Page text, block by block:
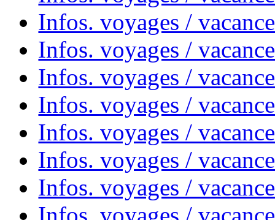
Infos. voyages /
Infos. voyages /
Infos. voyages /
Infos. voyages /
Infos. voyages /
Infos. voyages /
Infos. voyages /
Infos. voyages /